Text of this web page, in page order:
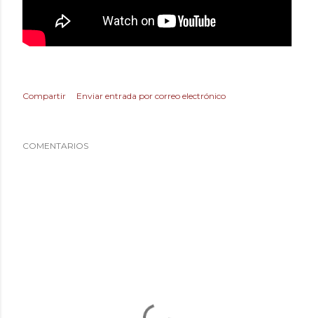
Compartir Enviar entrada por correo electrónico
COMENTARIOS